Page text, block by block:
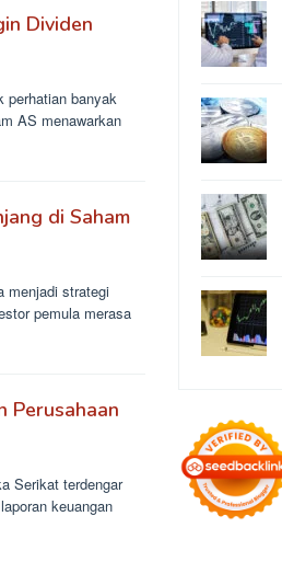
Dividen
perhatian banyak
AS menawarkan
di Saham
menjadi strategi
pemula merasa
Perusahaan
Serikat terdengar
keuangan